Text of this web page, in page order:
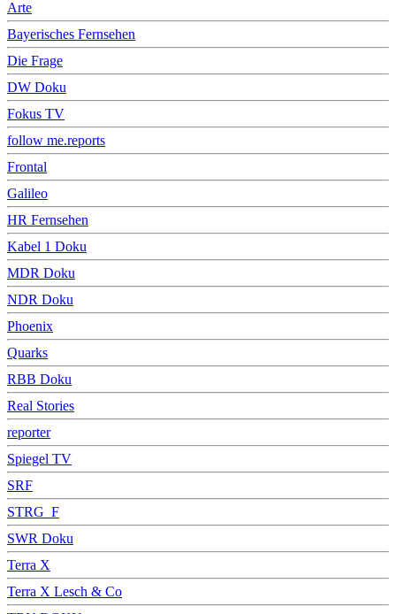
Arte
Bayerisches Fernsehen
Die Frage
DW Doku
Fokus TV
follow me.reports
Frontal
Galileo
HR Fernsehen
Kabel 1 Doku
MDR Doku
NDR Doku
Phoenix
Quarks
RBB Doku
Real Stories
reporter
Spiegel TV
SRF
STRG_F
SWR Doku
Terra X
Terra X Lesch & Co